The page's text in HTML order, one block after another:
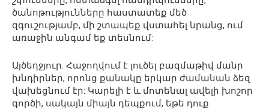
ծանոթությունները հաստատեք մեծ
զգուշությամբ, մի շտապեք վստահել նրանց, ում
առաջին անգամ եք տեսնում:
Այծեղջյուր. Հաջողվում է լուծել բազմաթիվ մանր
խնդիրներ, որոնց քանակը երկար ժամանան ձեզ
վախեցնում էր: Կարելի է և մոտենալ ավելի խոշոր
գործի, սակայն միայն դեպքում, եթե դուք